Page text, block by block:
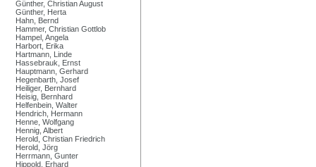
Günther, Christian August
Günther, Herta
Hahn, Bernd
Hammer, Christian Gottlob
Hampel, Angela
Harbort, Erika
Hartmann, Linde
Hassebrauk, Ernst
Hauptmann, Gerhard
Hegenbarth, Josef
Heiliger, Bernhard
Heisig, Bernhard
Helfenbein, Walter
Hendrich, Hermann
Henne, Wolfgang
Hennig, Albert
Herold, Christian Friedrich
Herold, Jörg
Herrmann, Gunter
Hippold, Erhard